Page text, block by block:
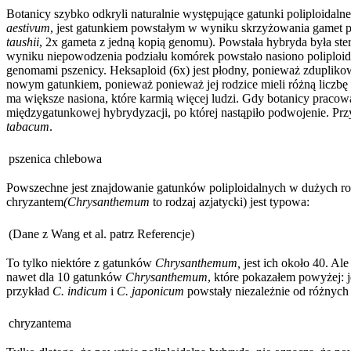
Botanicy szybko odkryli naturalnie występujące gatunki
aestivum, jest gatunkiem powstałym w wyniku skrzyżowania gamet
taushii, 2x gameta z jedną kopią genomu). Powstała hybryda była
wyniku niepowodzenia podziału komórek powstało nasiono
genomami pszenicy. Heksaploid (6x) jest płodny, ponieważ
nowym gatunkiem, ponieważ ponieważ jej rodzice mieli różną
ma większe nasiona, które karmią więcej ludzi. Gdy botanicy
międzygatunkowej hybrydyzacji, po której nastąpiło podwojenie.
tabacum.
pszenica chlebowa
Powszechne jest znajdowanie gatunków poliploidalnych w dużych
chryzantem(Chrysanthemum to rodzaj azjatycki) jest typowa:
(Dane z Wang et al. patrz Referencje)
To tylko niektóre z gatunków Chrysanthemum, jest ich około 40.
nawet dla 10 gatunków Chrysanthemum, które pokazałem
przykład C. indicum i C. japonicum powstały niezależnie od
chryzantema